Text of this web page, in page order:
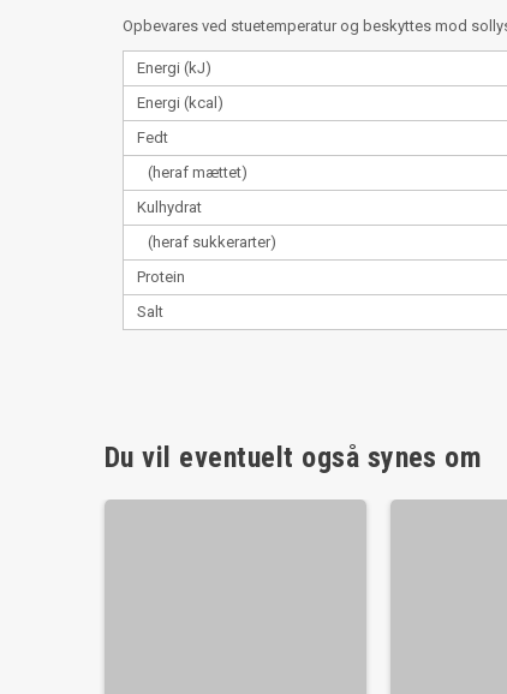
Opbevares ved stuetemperatur og beskyttes mod
Energi (kJ)
Energi (kcal)
Fedt
(heraf mættet)
Kulhydrat
(heraf sukkerarter)
Protein
Salt
Du vil eventuelt også synes om